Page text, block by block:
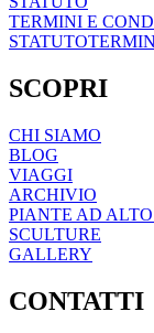
TERMINI E
STATUTO
SCOPRI
CHI SIAMO
BLOG
VIAGGI
ARCHIVIO
PIANTE AD
SCULTURE
GALLERY
CONTATTI